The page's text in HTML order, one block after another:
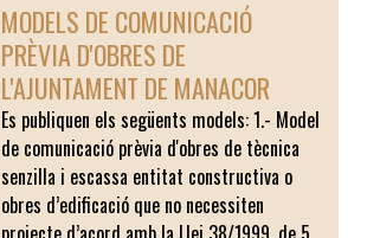
MODELS DE COMUNICACIÓ
PRÈVIA D'OBRES DE
L'AJUNTAMENT DE MANACOR
Es publiquen els següents models: 1.- Model
de comunicació prèvia d'obres de tècnica
senzilla i escassa entitat constructiva o
obres d’edificació que no necessiten